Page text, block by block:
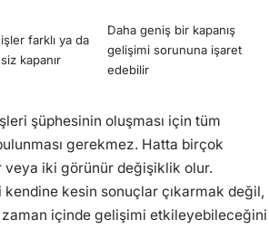
farklı ya da
kapanır
Daha geniş bir kapanış
gelişimi sorununa işaret
edebilir
şüphesinin oluşması için tüm
gerekmez. Hatta birçok
veya iki görünür değişiklik olur.
kesin sonuçlar çıkarmak değil,
zaman içinde gelişimi etkileyebileceğini